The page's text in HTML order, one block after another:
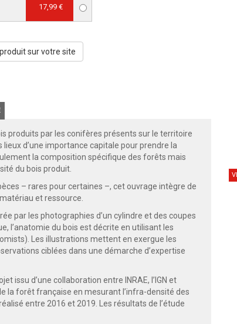
17,99 €
sur votre site
produits par les conifères présents sur le territoire
d’une importance capitale pour prendre la
la composition spécifique des forêts mais
du bois produit.
– rares pour certaines –, cet ouvrage intègre de
et ressource.
par les photographies d’un cylindre et des coupes
l’anatomie du bois est décrite en utilisant les
Les illustrations mettent en exergue les
ciblées dans une démarche d’expertise
issu d’une collaboration entre INRAE, l’IGN et
la forêt française en mesurant l’infra-densité des
entre 2016 et 2019. Les résultats de l’étude